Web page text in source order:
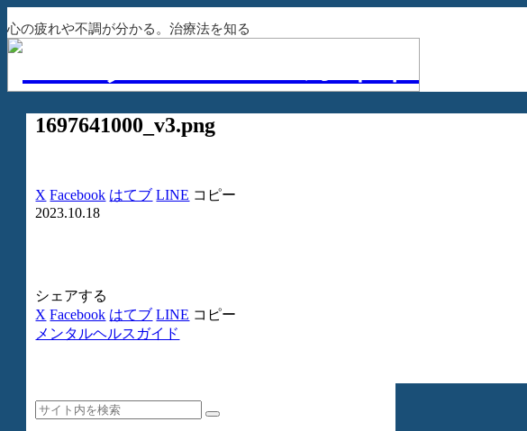
心の疲れや不調が分かる。治療法を知る
1697641000_v3.png
X Facebook はてブ LINE コピー
2023.10.18
シェアする
X Facebook はてブ LINE コピー
メンタルヘルスガイド